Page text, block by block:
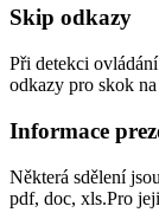
Skip odkazy
Při detekci
odkazy pro skok
Informace
Některá sdělení
pdf, doc, xls.Pro